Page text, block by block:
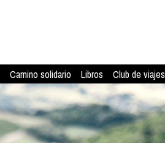
Camino solidario Libros Club de viajes